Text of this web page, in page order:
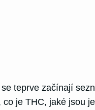
teprve začínají
je THC, jaké jsou